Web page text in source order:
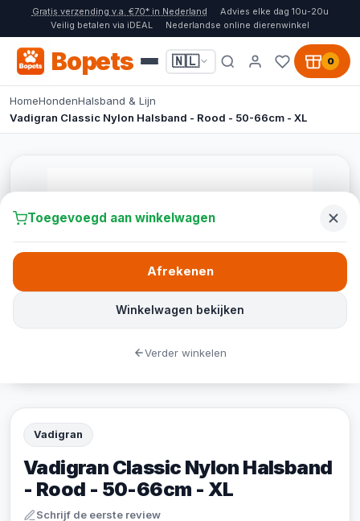
Gratis verzending v.a. €70* in Nederland
Advies elke dag 10u-20u
Veilig betalen via iDEAL
Nederlandse online dierenwinkel
Bopets 🇳🇱 0
HomeHondenHalsband & Lijn
Vadigran Classic Nylon Halsband - Rood - 50-66cm - XL
Vadigran
Vadigran Classic Nylon Halsband
- Rood - 50-66cm - XL
Schrijf de eerste review
Toegevoegd aan winkelwagen
Winkelwagen bekijken
Afrekenen
Verder winkelen